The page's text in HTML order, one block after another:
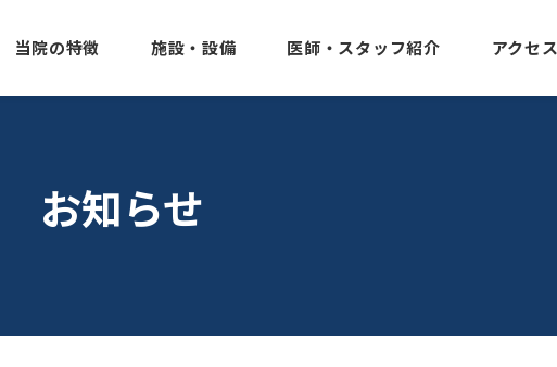
当院の特徴 施設・設備 医師・スタッフ紹介 アクセス
お知らせ